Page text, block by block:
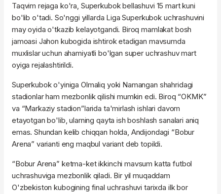
Taqvim rejaga ko'ra, Superkubok bellashuvi 15 mart kuni
bo'lib o'tadi. So'nggi yillarda Liga Superkubok uchrashuvini
may oyida o'tkazib kelayotgandi. Biroq mamlakat bosh
jamoasi Jahon kubogida ishtirok etadigan mavsumda
muxlislar uchun ahamiyatli bo'lgan super uchrashuv mart
oyiga rejalashtirildi.
Superkubok o'yiniga Olmaliq yoki Namangan shahridagi
stadionlar ham mezbonlik qilishi mumkin edi. Biroq “OKMK”
va “Markaziy stadion”larida ta'mirlash ishlari davom
etayotgan bo'lib, ularning qayta ish boshlash sanalari aniq
emas. Shundan kelib chiqqan holda, Andijondagi “Bobur
Arena” varianti eng maqbul variant deb topildi.
“Bobur Arena” ketma-ket ikkinchi mavsum katta futbol
uchrashuviga mezbonlik qiladi. Bir yil muqaddam
O'zbekiston kubogining final uchrashuvi tarixda ilk bor